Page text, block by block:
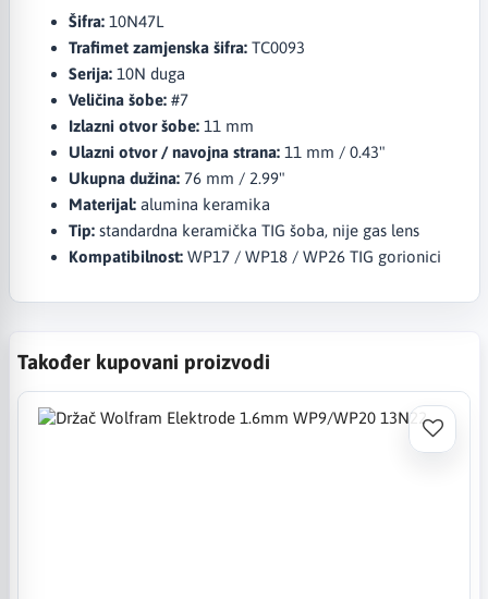
Šifra:10N47L
Trafimet zamjenska šifra:TC0093
Serija:10N duga
Veličina šobe:#7
Izlazni otvor šobe:11 mm
Ulazni otvor / navojna strana:11 mm / 0.43"
Ukupna dužina:76 mm / 2.99"
Materijal:alumina keramika
Tip:standardna keramička TIG šoba, nije gas lens
Kompatibilnost:WP17 / WP18 / WP26 TIG gorionici
Također kupovani proizvodi